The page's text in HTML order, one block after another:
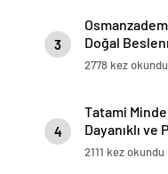
3
Doğal
2778 kez okundu
4
Tatami
Dayanıklı
Çözümleri
2111 kez okundu